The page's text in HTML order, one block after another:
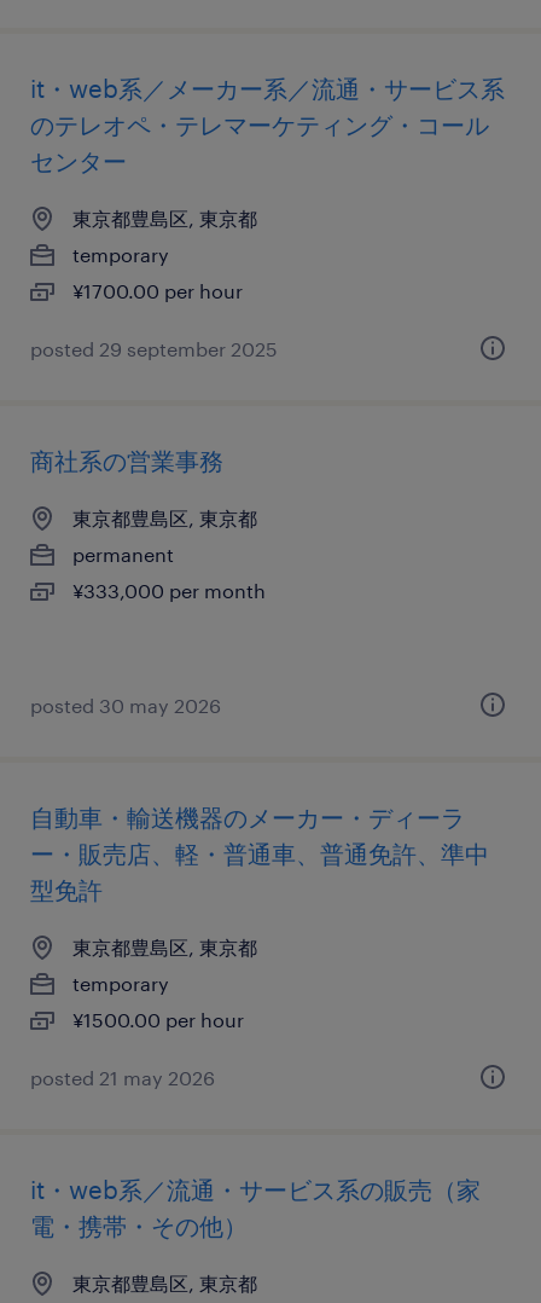
it・web系／メーカー系／流通・サービス系
のテレオペ・テレマーケティング・コール
センター
東京都豊島区, 東京都
temporary
¥1700.00 per hour
posted 29 september 2025
商社系の営業事務
東京都豊島区, 東京都
permanent
¥333,000 per month
posted 30 may 2026
自動車・輸送機器のメーカー・ディーラ
ー・販売店、軽・普通車、普通免許、準中
型免許
東京都豊島区, 東京都
temporary
¥1500.00 per hour
posted 21 may 2026
it・web系／流通・サービス系の販売（家
電・携帯・その他）
東京都豊島区, 東京都